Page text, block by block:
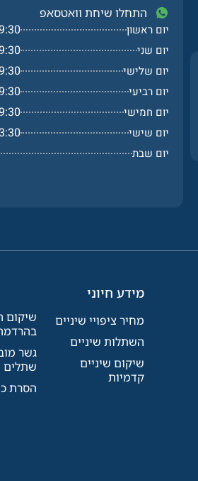
התחלו שיחת וואטסאפ
יום ראשון
יום שני
יום שלישי
יום רביעי
יום חמישי
יום שישי
יום שבת
מידע חיוני
מחיר ציפויי שיניים
השתלות שיניים
שיקום שיניים
קדמיות
שיקום
גשר
שתלים
הסרת